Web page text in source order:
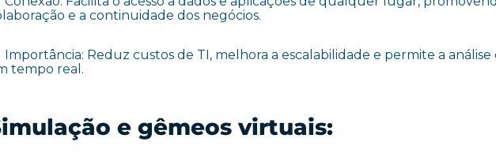
e a continuidade dos negócios.
Importância: Reduz custos de TI, melhora a escalabilidade e permite a análise
tempo real.
e gêmeos virtuais: